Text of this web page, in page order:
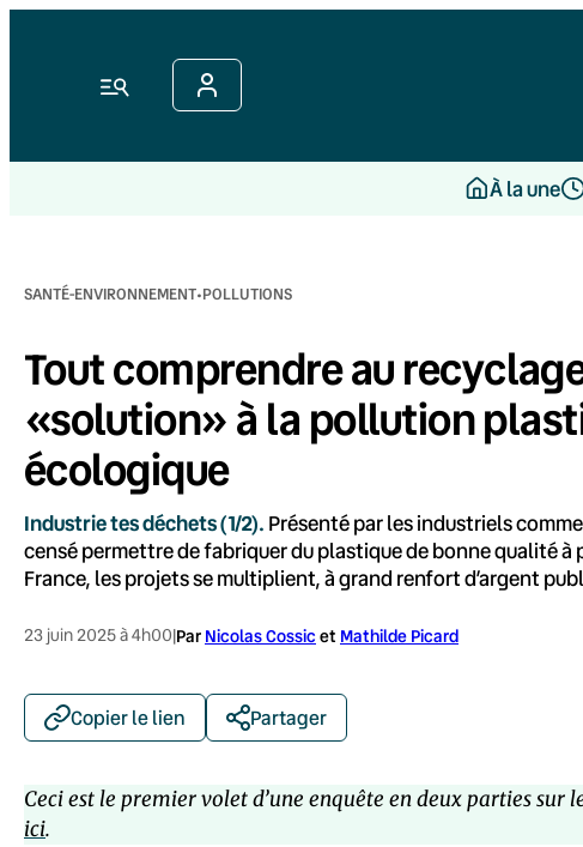
Menu
À la une
SANTÉ-ENVIRONNEMENT·POLLUTIONS
Tout comprendre au
«solution» à la pollution
écologique
Industrie tes déchets (1/2). Présenté par les industriels
censé permettre de fabriquer du plastique de bonne qualité à
France, les projets se multiplient, à grand renfort d’argent
23 juin 2025 à 4h00|Par Nicolas Cossic et Mathilde Picard
Copier le lien Partager
Ceci est le premier volet d’une enquête en deux parties sur
ici.